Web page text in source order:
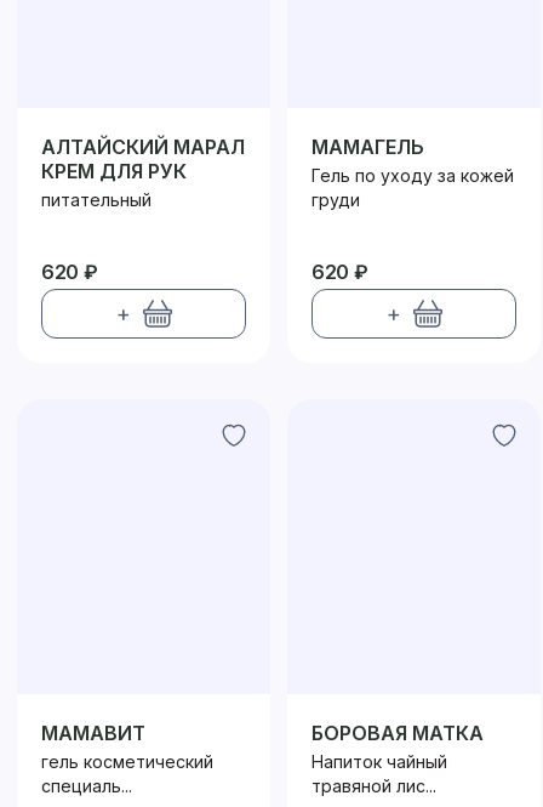
АЛТАЙСКИЙ МАРАЛ
КРЕМ ДЛЯ РУК
питательный
620 ₽
+
МАМАГЕЛЬ
Гель по уходу за кожей
груди
620 ₽
+
МАМАВИТ
гель косметический
специаль...
БОРОВАЯ МАТКА
Напиток чайный
травяной лис...